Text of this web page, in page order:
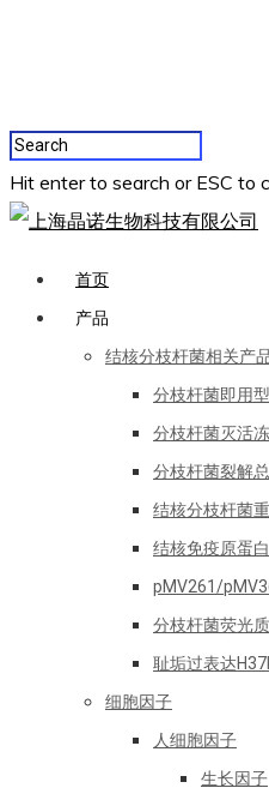
Hit enter to search or ESC to
首页
产品
结核分枝杆菌相关产
分枝杆菌即用
分枝杆菌灭活
分枝杆菌裂解
结核分枝杆菌
结核免疫原蛋
pMV261/
分枝杆菌荧光
耻垢过表达
细胞因子
人细胞因子
生长因子